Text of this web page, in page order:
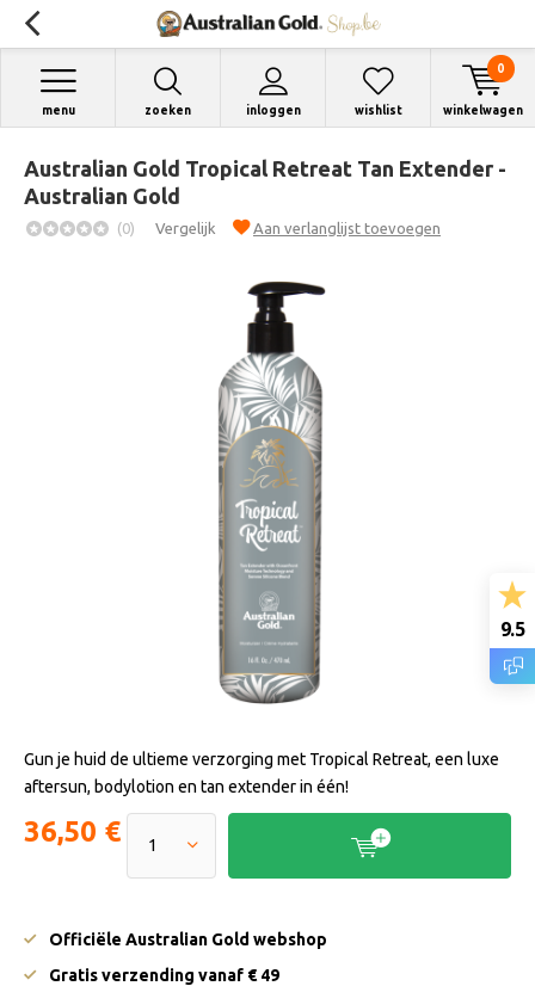
zoeken inloggen
menu wishlist winkelwagen
0
Australian Gold Tropical Retreat Tan Extender -
Australian Gold
(0) Vergelijk Aan verlanglijst toevoegen
Gun je huid de ultieme verzorging met Tropical Retreat, een luxe
aftersun, bodylotion en tan extender in één!
36,50 €
Officiële Australian Gold webshop
Gratis verzending vanaf € 49
9.5